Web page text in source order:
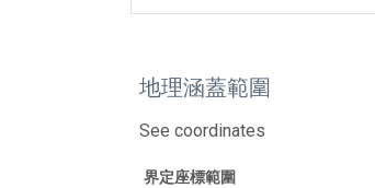
地理涵蓋範圍
See coordinates
界定座標範圍